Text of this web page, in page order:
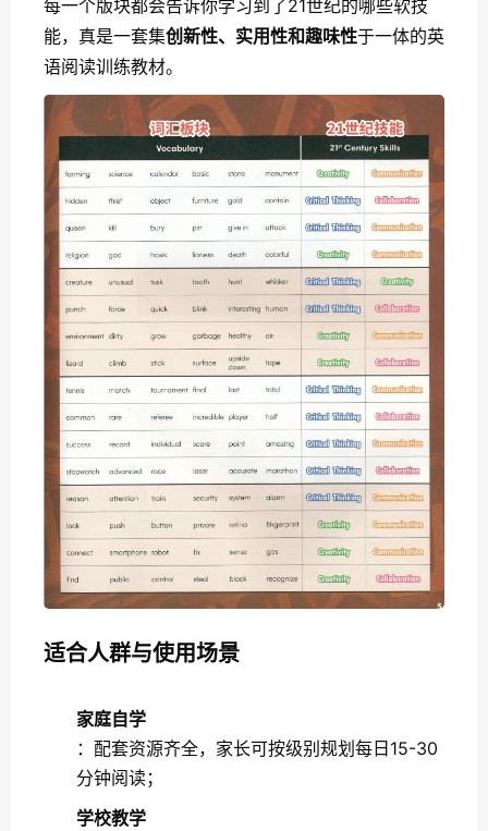
每一个版块都会告诉你学习到了21世纪的哪些软技
能，真是一套集创新性、实用性和趣味性于一体的英
语阅读训练教材。
适合人群与使用场景
家庭自学
：配套资源齐全，家长可按级别规划每日15-30
分钟阅读；
学校教学